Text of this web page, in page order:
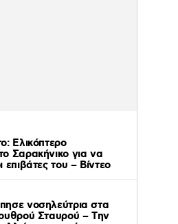
Ελικόπτερο
Σαρακήνικο για να
επιβάτες του – Βίντεο
νοσηλεύτρια στα
Σταυρού – Tην